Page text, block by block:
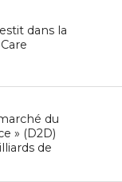
dans la
du
» (D2D)
de